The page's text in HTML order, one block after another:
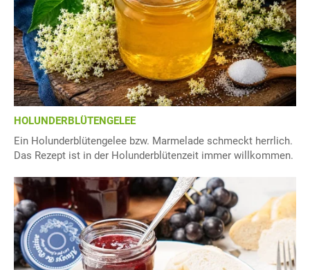
HOLUNDERBLÜTENGELEE
Ein Holunderblütengelee bzw. Marmelade schmeckt herrlich.
Das Rezept ist in der Holunderblütenzeit immer willkommen.